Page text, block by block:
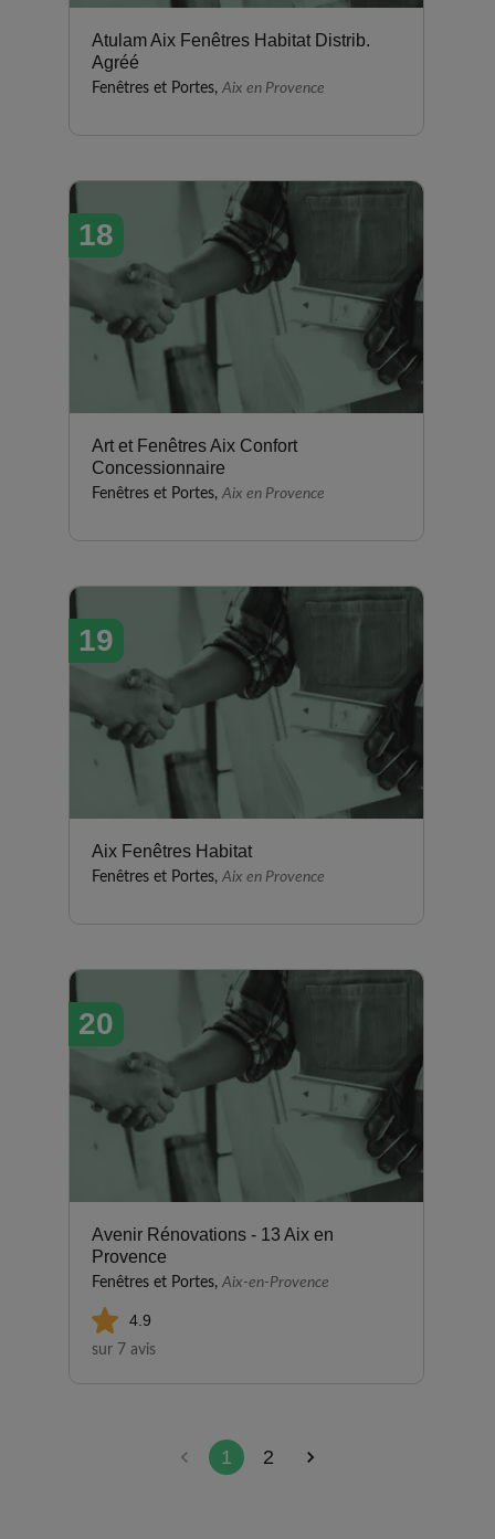
Atulam Aix Fenêtres Habitat Distrib.
Agréé
Fenêtres et Portes, Aix en Provence
18
Art et Fenêtres Aix Confort
Concessionnaire
Fenêtres et Portes, Aix en Provence
19
Aix Fenêtres Habitat
Fenêtres et Portes, Aix en Provence
20
Avenir Rénovations - 13 Aix en
Provence
Fenêtres et Portes, Aix-en-Provence
4.9
sur 7 avis
1 2